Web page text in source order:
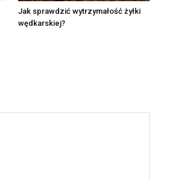
Jak sprawdzić wytrzymałość żyłki
wędkarskiej?